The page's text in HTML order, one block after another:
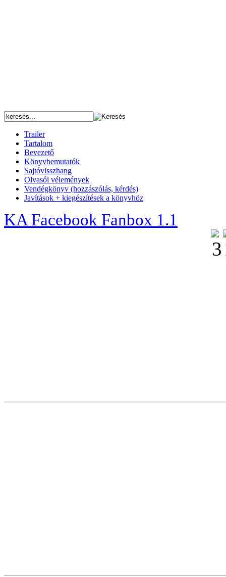
Trailer
Tartalom
Bevezető
Könyvbemutatók
Sajtóvisszhang
Olvasói vélemények
Vendégkönyv (hozzászólás, kérdés)
Javítások + kiegészítések a könyvhöz
KA Facebook Fanbox 1.1